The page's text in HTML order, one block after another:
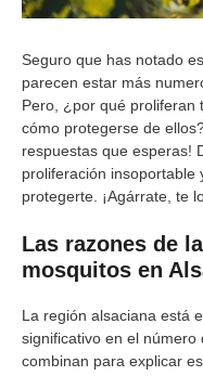
Seguro que has notado
parecen estar más
Pero, ¿por qué proliferan
cómo protegerse de
respuestas que esperas!
proliferación insoportable
protegerte. ¡Agárrate, te
Las razones de
mosquitos en
La región alsaciana está
significativo en el número
combinan para explicar